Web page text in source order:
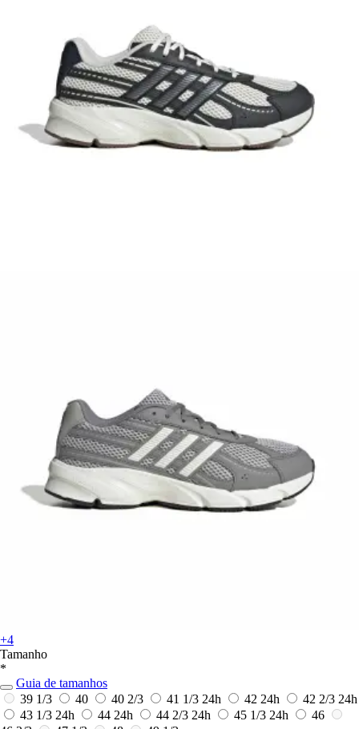
+4
Tamanho
*
Guia de tamanhos
39 1/3
40 40 2/3 41 1/3 24h 42 24h 42 2/3 24h
43 1/3 24h 44 24h 44 2/3 24h 45 1/3 24h
46